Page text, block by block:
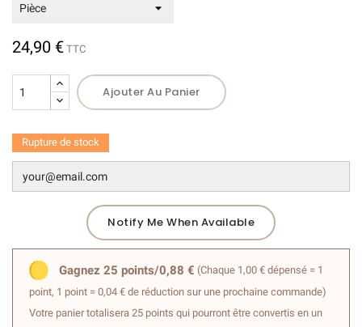
24,90 € TTC
Ajouter Au Panier
Rupture de stock
Notify Me When Available
Gagnez 25 points/0,88 € (Chaque 1,00 € dépensé = 1
point, 1 point = 0,04 € de réduction sur une prochaine commande)
Votre panier totalisera 25 points qui pourront être convertis en un